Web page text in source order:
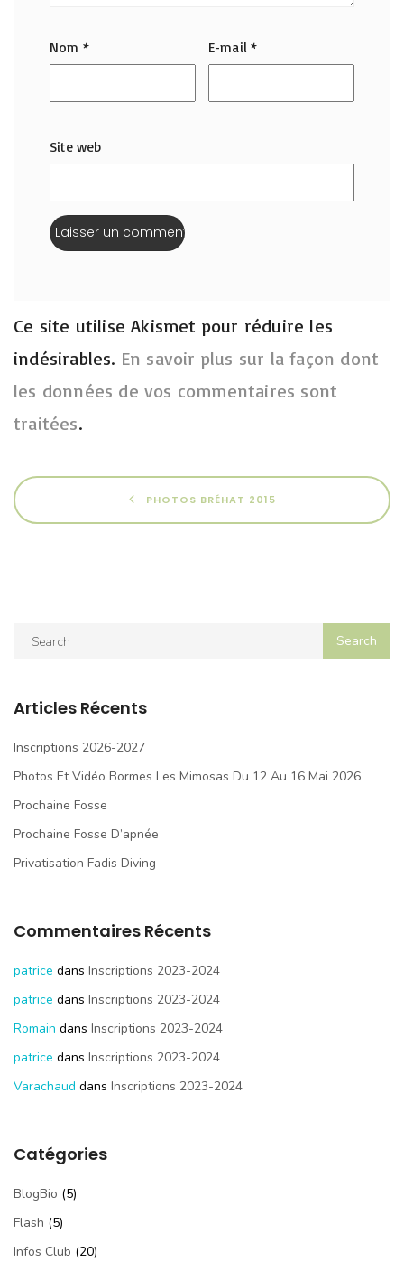
Nom * E-mail*
Site web
Ce site utilise Akismet pour réduire les
indésirables. En savoir plus sur la façon dont
les données de vos commentaires sont
traitées.
PHOTOS BRÉHAT 2015
Articles Récents
Inscriptions 2026-2027
Photos Et Vidéo Bormes Les Mimosas Du 12 Au 16 Mai 2026
Prochaine Fosse
Prochaine Fosse D’apnée
Privatisation Fadis Diving
Commentaires Récents
patrice dans Inscriptions 2023-2024
patrice dans Inscriptions 2023-2024
Romain dans Inscriptions 2023-2024
patrice dans Inscriptions 2023-2024
Varachaud dans Inscriptions 2023-2024
Catégories
BlogBio (5)
Flash (5)
Infos Club (20)